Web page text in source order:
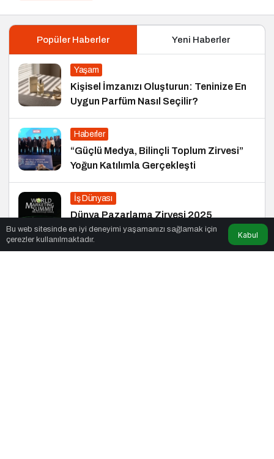
Popüler Haberler Yeni Haberler
Yaşam
Kişisel İmzanızı Oluşturun: Teninize En
Uygun Parfüm Nasıl Seçilir?
Haberler
“Güçlü Medya, Bilinçli Toplum Zirvesi”
Yoğun Katılımla Gerçekleşti
İş Dünyası
Dünya Pazarlama Zirvesi 2025
Bu web sitesinde en iyi deneyimi yaşamanızı sağlamak için
çerezler kullanılmaktadır.
Kabul